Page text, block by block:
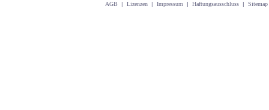
AGB | Lizenzen | Impressum | Haftungsausschluss | Sitemap